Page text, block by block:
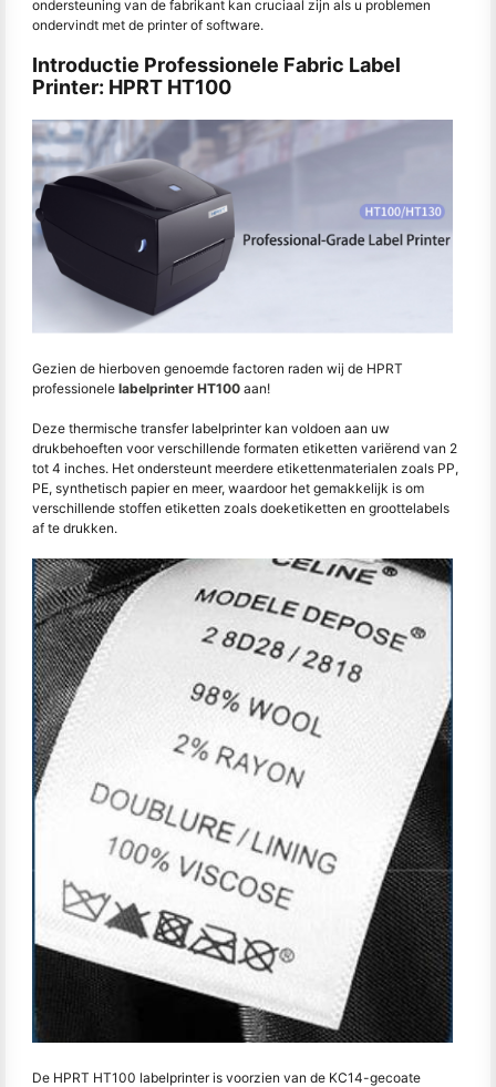
ondersteuning van de fabrikant kan cruciaal zijn als u problemen
ondervindt met de printer of software.
Introductie Professionele Fabric Label
Printer: HPRT HT100
Gezien de hierboven genoemde factoren raden wij de HPRT
professionele labelprinter HT100 aan!
Deze thermische transfer labelprinter kan voldoen aan uw
drukbehoeften voor verschillende formaten etiketten variërend van 2
tot 4 inches. Het ondersteunt meerdere etikettenmaterialen zoals PP,
PE, synthetisch papier en meer, waardoor het gemakkelijk is om
verschillende stoffen etiketten zoals doeketiketten en groottelabels
af te drukken.
De HPRT HT100 labelprinter is voorzien van de KC14-gecoate